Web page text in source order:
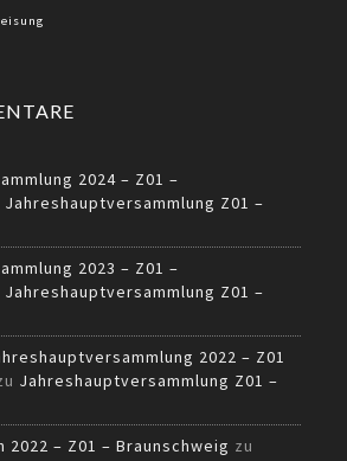
2024 – Z01 –
Jahreshauptversammlung Z01 –
2023 – Z01 –
Jahreshauptversammlung Z01 –
2022 – Z01
Jahreshauptversammlung Z01 –
2022 – Z01 – Braunschweig zu